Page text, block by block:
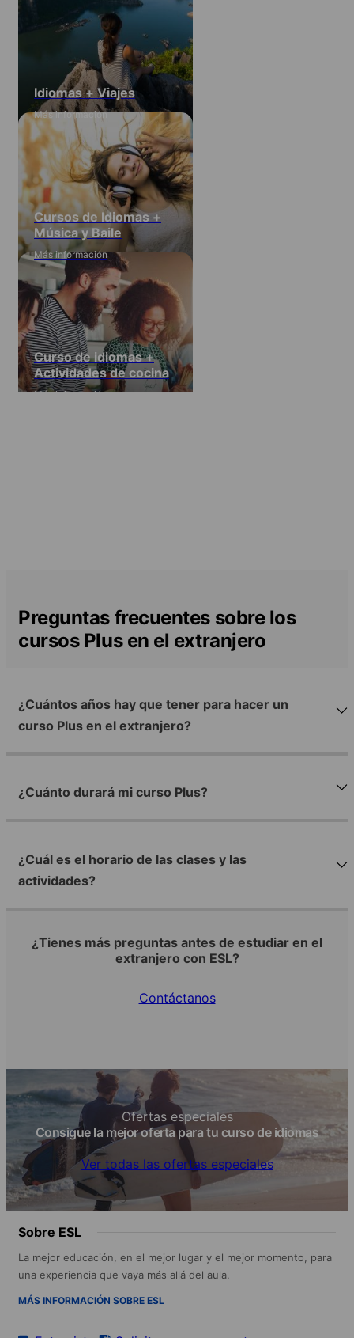
Idiomas + Viajes
Más información
Cursos de Idiomas +
Música y Baile
Más información
Curso de idiomas +
Actividades de cocina
Más información
Preguntas frecuentes sobre los
cursos Plus en el extranjero
¿Cuántos años hay que tener para hacer un
curso Plus en el extranjero?
¿Cuánto durará mi curso Plus?
¿Cuál es el horario de las clases y las
actividades?
¿Tienes más preguntas antes de estudiar en el
extranjero con ESL?
Contáctanos
Ofertas especiales
Consigue la mejor oferta para tu curso de idiomas
Ver todas las ofertas especiales
Sobre ESL
La mejor educación, en el mejor lugar y el mejor momento, para
una experiencia que vaya más allá del aula.
MÁS INFORMACIÓN SOBRE ESL